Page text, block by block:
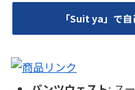
「Suit ya」で